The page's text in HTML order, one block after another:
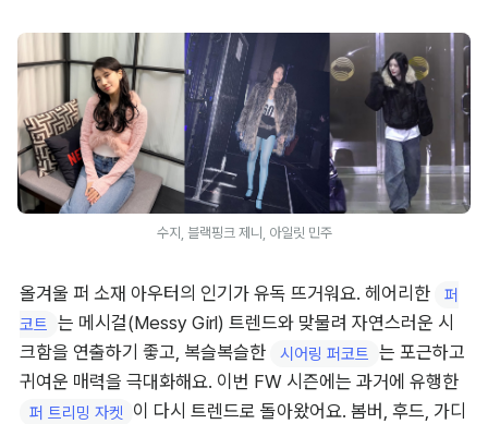
수지, 블랙핑크 제니, 아일릿 민주
올겨울 퍼 소재 아우터의 인기가 유독 뜨거워요. 헤어리한
퍼
코트
는 메시걸(Messy Girl) 트렌드와 맞물려 자연스러운 시
크함을 연출하기 좋고, 복슬복슬한
시어링 퍼코트
는 포근하고
퍼 트리밍 자켓
이 다시 트렌드로 돌아왔어요. 봄버, 후드, 가디